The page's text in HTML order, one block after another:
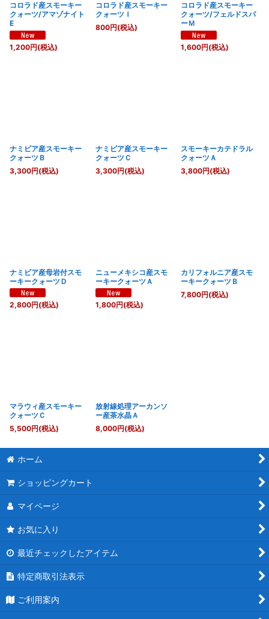
コロラド産スモーキー
クォーツ/アマゾナイト
E
1,200円(税込)
コロラド産スモーキー
クォーツＩ
800円(税込)
コロラド産スモーキー
クォーツ/フェルドスパ
ーＭ
1,600円(税込)
ナミビア産スモーキー
クォーツＢ
3,300円(税込)
ナミビア産スモーキー
クォーツＣ
3,300円(税込)
スモーキーカテドラル
クォーツＡ
3,800円(税込)
ナミビア産母岩付スモ
ーキークォーツＤ
2,800円(税込)
ニューメキシコ産スモ
ーキークォーツＡ
1,800円(税込)
カリフォルニア産スモ
ーキークォーツＢ
7,800円(税込)
マラウィ産スモーキー
クォーツＣ
5,500円(税込)
放射線処理アーカンソ
ー産茶水晶Ａ
8,000円(税込)
ホーム
ショッピングカート
マイページ
お気に入り
最近チェックしたアイテム
特定商取引法表示
ご利用案内